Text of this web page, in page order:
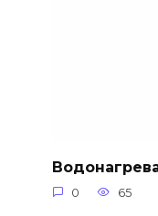
0 65